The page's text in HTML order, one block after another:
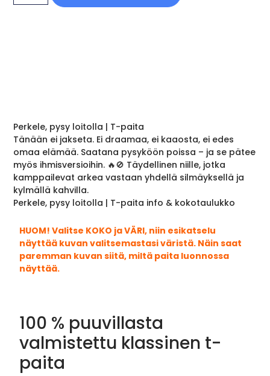
Perkele, pysy loitolla | T-paita
Tänään ei jakseta. Ei draamaa, ei kaaosta, ei edes
omaa elämää. Saatana pysyköön poissa – ja se pätee
myös ihmisversioihin. 🔥🚫 Täydellinen niille, jotka
kamppailevat arkea vastaan yhdellä silmäyksellä ja
kylmällä kahvilla.
Perkele, pysy loitolla | T-paita info & kokotaulukko
HUOM! Valitse KOKO ja VÄRI, niin esikatselu
näyttää kuvan valitsemastasi väristä. Näin saat
paremman kuvan siitä, miltä paita luonnossa
näyttää.
100 % puuvillasta
valmistettu klassinen t-
paita